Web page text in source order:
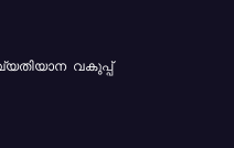
വകുപ്പ്